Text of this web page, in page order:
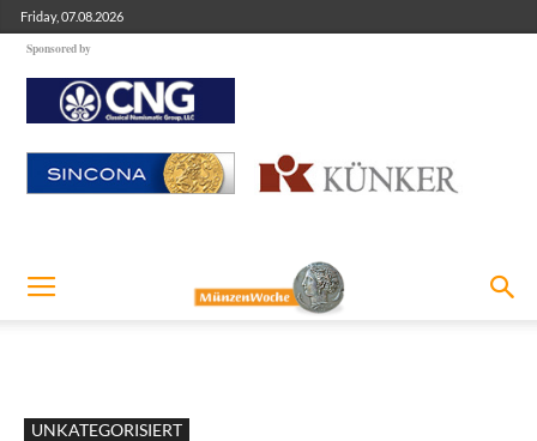
Friday, 07.08.2026
Sponsored by
UNKATEGORISIERT